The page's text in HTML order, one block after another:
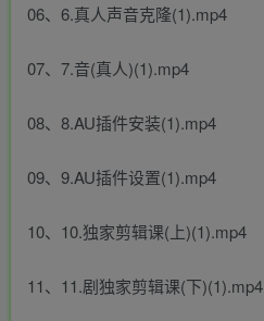
06、6.真人声音克隆(1).mp4
07、7.音(真人)(1).mp4
08、8.AU插件安装(1).mp4
09、9.AU插件设置(1).mp4
10、10.独家剪辑课(上)(1).mp4
11、11.剧独家剪辑课(下)(1).mp4